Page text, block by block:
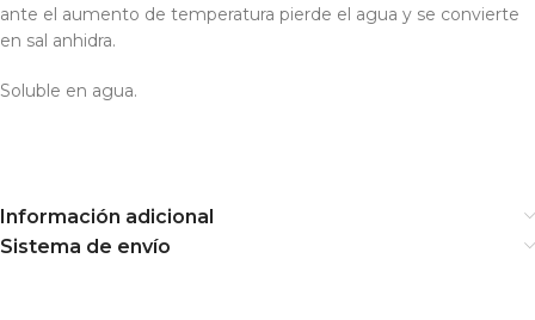
ante el aumento de temperatura pierde el agua y se convierte
en sal anhidra.
Soluble en agua.
Información adicional
Sistema de envío